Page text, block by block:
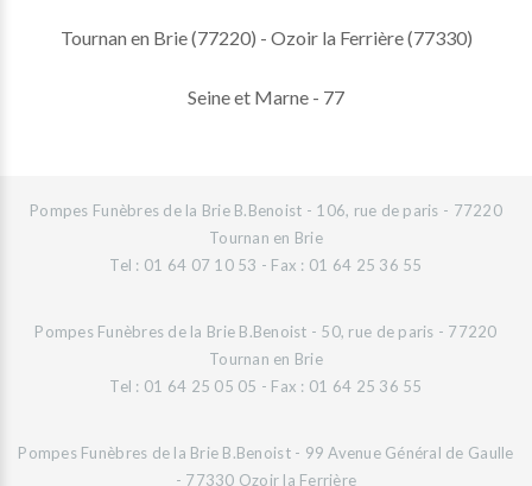
Tournan en Brie (77220) - Ozoir la Ferrière (77330)
Seine et Marne - 77
Pompes Funèbres de la Brie B.Benoist - 106, rue de paris - 77220
Tournan en Brie
Tel : 01 64 07 10 53 - Fax : 01 64 25 36 55
Pompes Funèbres de la Brie B.Benoist - 50, rue de paris - 77220
Tournan en Brie
Tel : 01 64 25 05 05 - Fax : 01 64 25 36 55
Pompes Funèbres de la Brie B.Benoist - 99 Avenue Général de Gaulle
- 77330 Ozoir la Ferrière